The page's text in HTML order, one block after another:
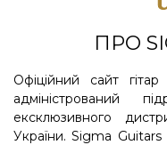
ПРО
Офіційний сайт
адміністрований
ексклюзивного
України. Sigma